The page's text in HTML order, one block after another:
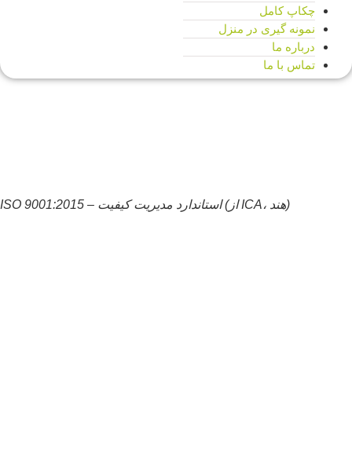
چکاپ کامل
نمونه گیری در منزل
درباره ما
تماس با ما
ISO 9001:2015 – استاندارد مدیریت کیفیت (از ICA، هند)